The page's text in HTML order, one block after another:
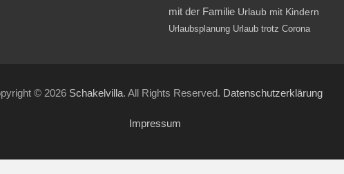
mit der Familie Urlaub mit Kindern
Urlaubsplanung Urlaub trotz Corona
© 2026 Schakelvilla. All Rights Reserved. Datenschutzerklärung
Impressum